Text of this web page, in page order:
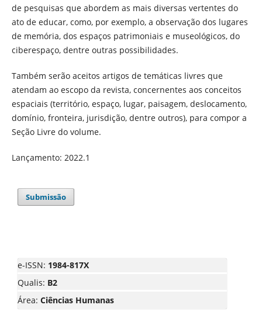
de pesquisas que abordem as mais diversas vertentes do
ato de educar, como, por exemplo, a observação dos lugares
de memória, dos espaços patrimoniais e museológicos, do
ciberespaço, dentre outras possibilidades.
Também serão aceitos artigos de temáticas livres que
atendam ao escopo da revista, concernentes aos conceitos
espaciais (território, espaço, lugar, paisagem, deslocamento,
domínio, fronteira, jurisdição, dentre outros), para compor a
Seção Livre do volume.
Lançamento: 2022.1
Submissão
e-ISSN: 1984-817X
Qualis: B2
Área: Ciências Humanas